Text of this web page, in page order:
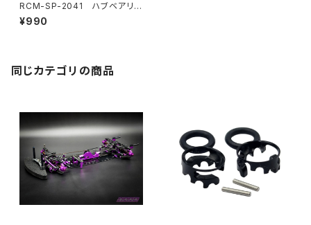
RCM-SP-2041 ハブベアリン
グクラッシュワッシャー (2) (オプ
ション)
¥990
同じカテゴリの商品